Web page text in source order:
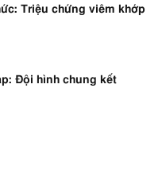
Triệu chứng viêm khớp
Đội hình chung kết